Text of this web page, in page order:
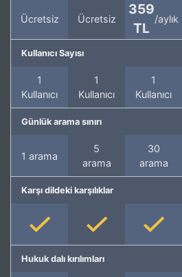
Ücretsiz Ücretsiz
359
TL
/aylık
Kullanıcı Sayısı
1
Kullanıcı
1
Kullanıcı
1
Kullanıcı
Günlük arama sınırı
1 arama
5
arama
30
arama
Karşı dildeki karşılıklar
Hukuk dalı kırılımları